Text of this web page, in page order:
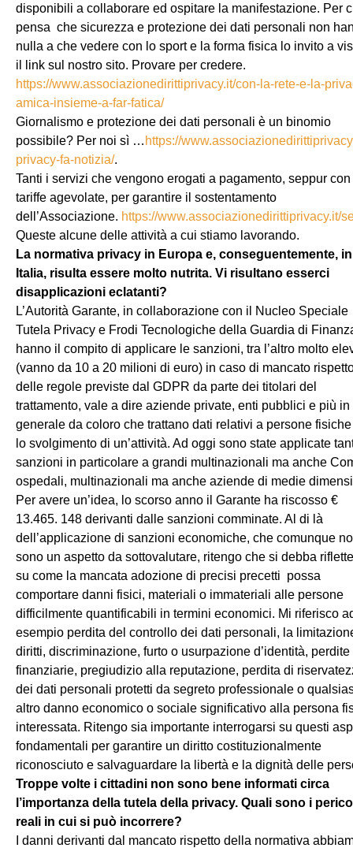
disponibili a collaborare ed ospitare la manifestazione. Per
pensa che sicurezza e protezione dei dati personali non
nulla a che vedere con lo sport e la forma fisica lo invito a
il link sul nostro sito. Provare per credere.
https://www.associazionedirittiprivacy.it/con-la-rete-e-la-
amica-insieme-a-far-fatica/
Giornalismo e protezione dei dati personali è un binomio
possibile? Per noi sì … https://
privacy-fa-notizia/.
Tanti i servizi che vengono erogati a pagamento, seppur con
tariffe agevolate, per garantire il sostentamento
dell’Associazione. https://www.associazionedirittiprivacy.it/
Queste alcune delle attività a cui stiamo lavorando.
La normativa privacy in Europa e, conseguentemente, in
Italia, risulta essere molto nutrita. Vi risultano esserci
disapplicazioni eclatanti?
L’Autorità Garante, in collaborazione con il Nucleo Speciale
Tutela Privacy e Frodi Tecnologiche della Guardia di
hanno il compito di applicare le sanzioni, tra l’altro molto
(vanno da 10 a 20 milioni di euro) in caso di mancato
delle regole previste dal GDPR da parte dei titolari del
trattamento, vale a dire aziende private, enti pubblici e più in
generale da coloro che trattano dati relativi a persone
lo svolgimento di un’attività. Ad oggi sono state applicate
sanzioni in particolare a grandi multinazionali ma anche
ospedali, multinazionali ma anche aziende di medie
Per avere un’idea, lo scorso anno il Garante ha riscosso €
13.465. 148 derivanti dalle sanzioni comminate. Al di là
dell’applicazione di sanzioni economiche, che comunque
sono un aspetto da sottovalutare, ritengo che si debba
su come la mancata adozione di precisi precetti possa
comportare danni fisici, materiali o immateriali alle persone
difficilmente quantificabili in termini economici. Mi riferisco
esempio perdita del controllo dei dati personali, la
diritti, discriminazione, furto o usurpazione d’identità, perdite
finanziarie, pregiudizio alla reputazione, perdita di
dei dati personali protetti da segreto professionale o
altro danno economico o sociale significativo alla persona
interessata. Ritengo sia importante interrogarsi su questi
fondamentali per garantire un diritto costituzionalmente
riconosciuto e salvaguardare la libertà e la dignità delle
Troppe volte i cittadini non sono bene informati circa
l’importanza della tutela della privacy. Quali sono i
reali in cui si può incorrere?
I danni derivanti dal mancato rispetto della normativa